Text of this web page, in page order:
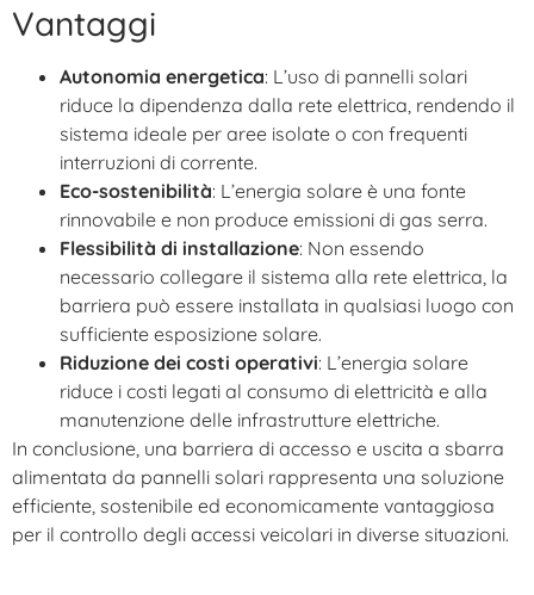
Vantaggi
Autonomia energetica: L’uso di pannelli solari
riduce la dipendenza dalla rete elettrica, rendendo il
sistema ideale per aree isolate o con frequenti
interruzioni di corrente.
Eco-sostenibilità: L’energia solare è una fonte
rinnovabile e non produce emissioni di gas serra.
Flessibilità di installazione: Non essendo
necessario collegare il sistema alla rete elettrica, la
barriera può essere installata in qualsiasi luogo con
sufficiente esposizione solare.
Riduzione dei costi operativi: L’energia solare
riduce i costi legati al consumo di elettricità e alla
manutenzione delle infrastrutture elettriche.
In conclusione, una barriera di accesso e uscita a sbarra
alimentata da pannelli solari rappresenta una soluzione
efficiente, sostenibile ed economicamente vantaggiosa
per il controllo degli accessi veicolari in diverse situazioni.